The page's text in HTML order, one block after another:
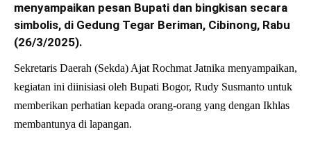
menyampaikan pesan Bupati dan bingkisan secara
simbolis, di Gedung Tegar Beriman, Cibinong, Rabu
(26/3/2025).
Sekretaris Daerah (Sekda) Ajat Rochmat Jatnika menyampaikan,
kegiatan ini diinisiasi oleh Bupati Bogor, Rudy Susmanto untuk
memberikan perhatian kepada orang-orang yang dengan Ikhlas
membantunya di lapangan.